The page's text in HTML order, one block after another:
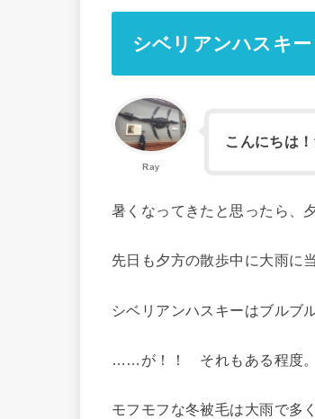
シベリアンハスキー
Ray
こんにちは
暑くなってきたと思ったら
先日も夕方の散歩中に大雨に
シベリアンハスキーはブルブ
……が！！ それもある程度。
モフモフな冬被毛は大雨で多